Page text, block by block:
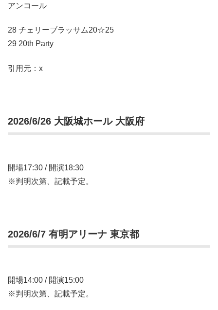
アンコール
28 チェリーブラッサム20☆25
29 20th Party
引用元：x
2026/6/26 大阪城ホール 大阪府
開場17:30 / 開演18:30
※判明次第、記載予定。
2026/6/7 有明アリーナ 東京都
開場14:00 / 開演15:00
※判明次第、記載予定。